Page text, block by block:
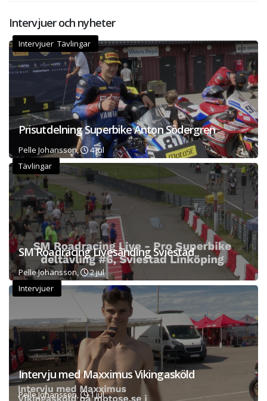
Intervjuer och nyheter
Intervjuer Tävlingar
Prisutdelning Superbike Anton Södergren
Pelle Johansson,
4 jul
Tävlingar
SM Roadracing Livesänding Sviestad
Pelle Johansson,
2 jul
Intervjuer
Intervju med Maxximus Vikingasköld
Pelle Johansson,
1 jul